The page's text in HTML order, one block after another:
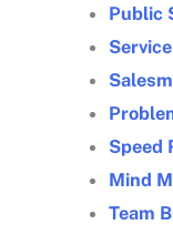
Public
Speed
Mind
Team